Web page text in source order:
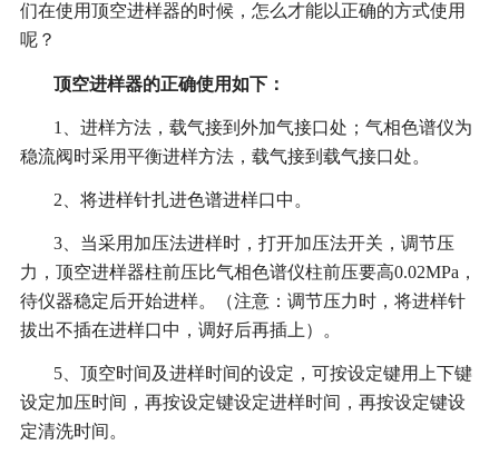
们在使用顶空进样器的时候，怎么才能以正确的方式使用
呢？
顶空进样器的正确使用如下：
1、进样方法，载气接到外加气接口处；气相色谱仪为
稳流阀时采用平衡进样方法，载气接到载气接口处。
2、将进样针扎进色谱进样口中。
3、当采用加压法进样时，打开加压法开关，调节压
力，顶空进样器柱前压比气相色谱仪柱前压要高0.02MPa，
待仪器稳定后开始进样。（注意：调节压力时，将进样针
拔出不插在进样口中，调好后再插上）。
5、顶空时间及进样时间的设定，可按设定键用上下键
设定加压时间，再按设定键设定进样时间，再按设定键设
定清洗时间。